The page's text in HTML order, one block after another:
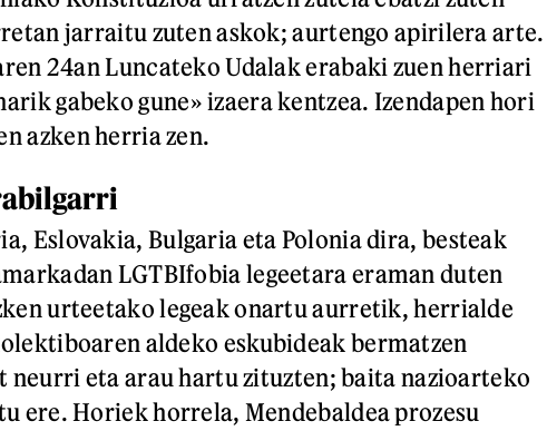
jarraitu zuten askok; aurtengo apirilera arte.
24an Luncateko Udalak erabaki zuen herriari
gabeko gune» izaera kentzea. Izendapen hori
azken herria zen.
Eslovakia, Bulgaria eta Polonia dira, besteak
LGTBIfobia legeetara eraman duten
urteetako legeak onartu aurretik, herrialde
aldeko eskubideak bermatzen
neurri eta arau hartu zituzten; baita nazioarteko
ere. Horiek horrela, Mendebaldea prozesu